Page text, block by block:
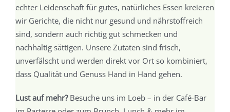
echter Leidenschaft für gutes, natürliches Essen kreieren
wir Gerichte, die nicht nur gesund und nährstoffreich
sind, sondern auch richtig gut schmecken und
nachhaltig sättigen. Unsere Zutaten sind frisch,
unverfälscht und werden direkt vor Ort so kombiniert,
dass Qualität und Genuss Hand in Hand gehen.
Lust auf mehr?Besuche uns im Loeb – in der Café-Bar